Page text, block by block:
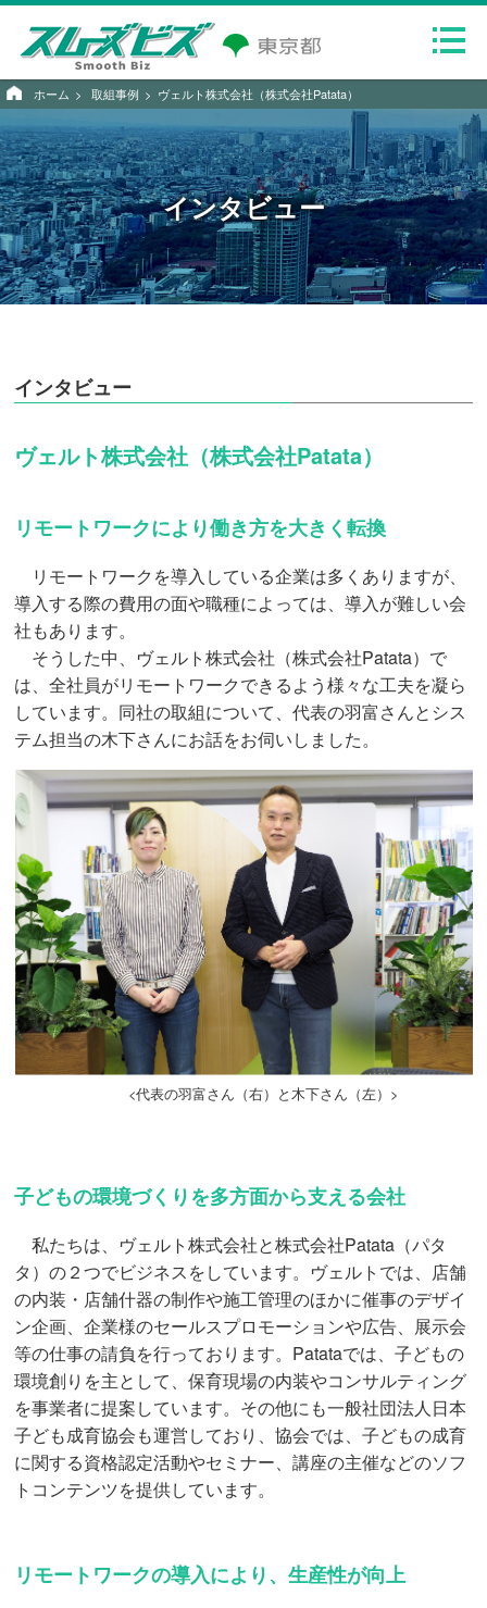
ホーム 取組事例 ヴェルト株式会社（株式会社Patata）
インタビュー
インタビュー
ヴェルト株式会社（株式会社Patata）
リモートワークにより働き方を大きく転換
リモートワークを導入している企業は多くありますが、
導入する際の費用の面や職種によっては、導入が難しい会
社もあります。
そうした中、ヴェルト株式会社（株式会社Patata）で
は、全社員がリモートワークできるよう様々な工夫を凝ら
しています。同社の取組について、代表の羽富さんとシス
テム担当の木下さんにお話をお伺いしました。
<代表の羽富さん（右）と木下さん（左）>
子どもの環境づくりを多方面から支える会社
私たちは、ヴェルト株式会社と株式会社Patata（パタ
タ）の２つでビジネスをしています。ヴェルトでは、店舗
の内装・店舗什器の制作や施工管理のほかに催事のデザイ
ン企画、企業様のセールスプロモーションや広告、展示会
等の仕事の請負を行っております。Patataでは、子どもの
環境創りを主として、保育現場の内装やコンサルティング
を事業者に提案しています。その他にも一般社団法人日本
子ども成育協会も運営しており、協会では、子どもの成育
に関する資格認定活動やセミナー、講座の主催などのソフ
トコンテンツを提供しています。
リモートワークの導入により、生産性が向上